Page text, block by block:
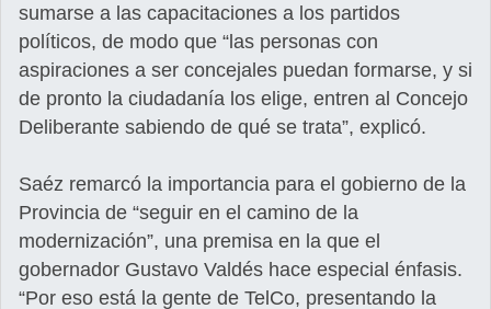
sumarse a las capacitaciones a los partidos
políticos, de modo que “las personas con
aspiraciones a ser concejales puedan formarse, y si
de pronto la ciudadanía los elige, entren al Concejo
Deliberante sabiendo de qué se trata”, explicó.
Saéz remarcó la importancia para el gobierno de la
Provincia de “seguir en el camino de la
modernización”, una premisa en la que el
gobernador Gustavo Valdés hace especial énfasis.
“Por eso está la gente de TelCo, presentando la